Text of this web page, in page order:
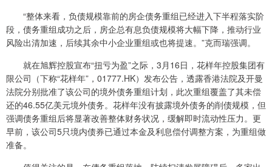
“整体来看，负债规模靠前的房企债务重组已经进入下半程落实阶
段，债务重组成功之后，房企总有息负债规模将大幅下降，推动行业
风险出清加速，后续其余中小企业重组或也将提速。”克而瑞强调。
就在旭辉控股宣布“扭亏为盈”之际，3月16日，花样年控股集团有
限公司（下称“花样年”，01777.HK）发布公告，透露香港法院及开曼
法院分别批准了该公司的境外债务重组计划，此次重组覆盖了其未偿
还的46.55亿美元境外债务。花样年没有披露境外债务的削债规模，但
强调债务重组后将显著改善整体财务状况，缓解即时流动性压力。更
早前，该公司5只境内债券已通过本金及利息偿付调整方案，为重组做
准备。